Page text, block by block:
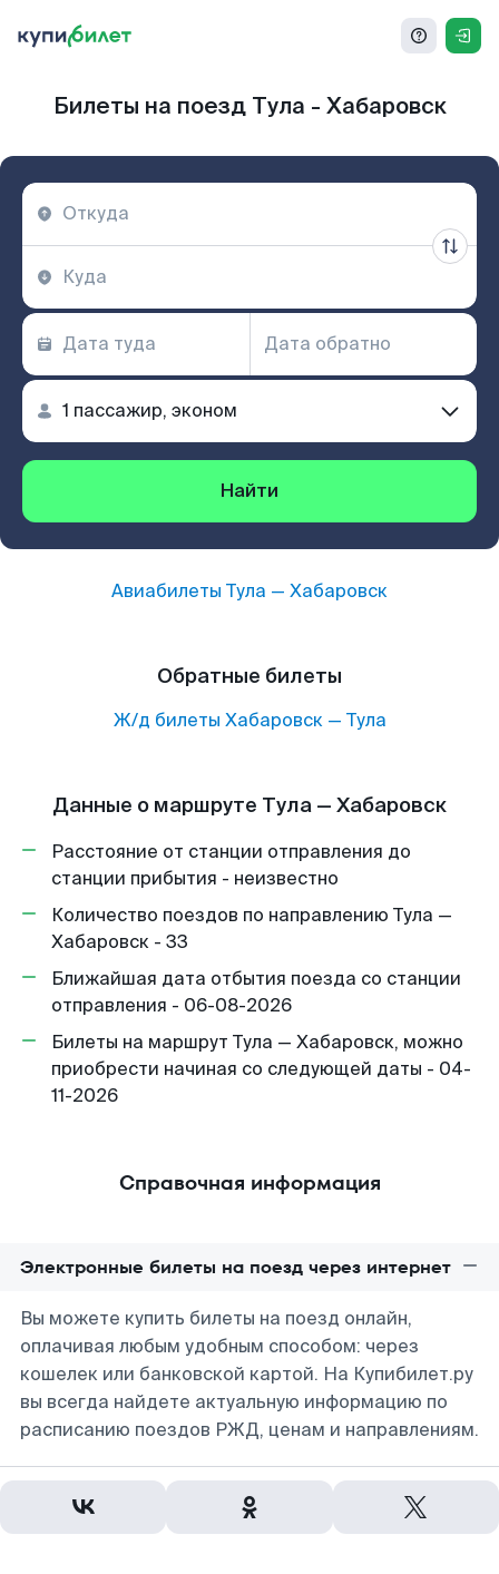
Билеты на поезд Тула - Хабаровск
Найти
Авиабилеты Тула — Хабаровск
Обратные билеты
Ж/д билеты Хабаровск— Тула
Данные о маршруте Тула — Хабаровск
Расстояние от станции отправления до
станции прибытия - неизвестно
Количество поездов по направлению Тула —
Хабаровск - 33
Ближайшая дата отбытия поезда со станции
отправления - 06-08-2026
Билеты на маршрут Тула — Хабаровск, можно
приобрести начиная со следующей даты - 04-
11-2026
Справочная информация
Электронные билеты на поезд через интернет
Вы можете купить билеты на поезд онлайн,
оплачивая любым удобным способом: через
кошелек или банковской картой. На Купибилет.ру
вы всегда найдете актуальную информацию по
расписанию поездов РЖД, ценам и направлениям.